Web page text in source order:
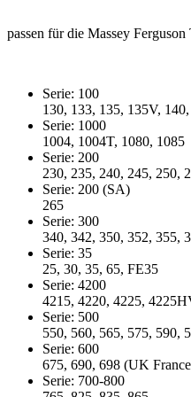
passen für die Massey Ferguson
Serie: 100
130, 133, 135, 135V,
Serie: 1000
1004, 1004T, 1080, 1085
Serie: 200
230, 235, 240, 245, 250,
Serie: 200 (SA)
265
Serie: 300
340, 342, 350, 352, 355,
Serie: 35
25, 30, 35, 65, FE35
Serie: 4200
4215, 4220, 4225,
Serie: 500
550, 560, 565, 575, 590,
Serie: 600
675, 690, 698 (UK
Serie: 700-800